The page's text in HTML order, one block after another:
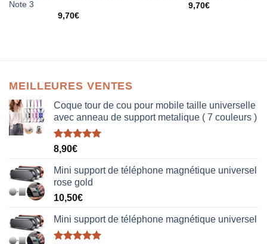
Note 3
9,70€
9,70€
MEILLEURES VENTES
Coque tour de cou pour mobile taille universelle
avec anneau de support metalique ( 7 couleurs )
Note5.00
8,90€
Mini support de téléphone magnétique universel
rose gold
10,50€
Mini support de téléphone magnétique universel